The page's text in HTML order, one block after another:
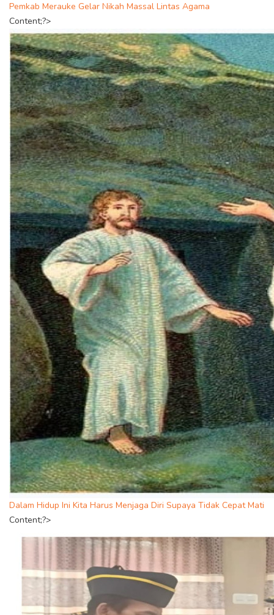
Pemkab Merauke Gelar Nikah Massal Lintas Agama
Content;?>
Dalam Hidup Ini Kita Harus Menjaga Diri Supaya Tidak Cepat Mati
Content;?>